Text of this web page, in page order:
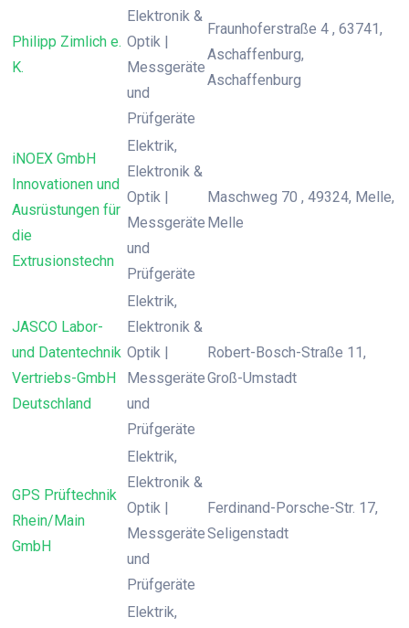
Philipp Zimlich e.
K.
Elektronik &
Optik |
Messgeräte
und
Prüfgeräte
Fraunhoferstraße 4 , 63741,
Aschaffenburg,
Aschaffenburg
iNOEX GmbH
Innovationen und
Ausrüstungen für
die
Extrusionstechn
Elektrik,
Elektronik &
Optik |
Messgeräte
und
Prüfgeräte
Maschweg 70 , 49324, Melle,
Melle
JASCO Labor-
und Datentechnik
Vertriebs-GmbH
Deutschland
Elektrik,
Elektronik &
Optik |
Messgeräte
und
Prüfgeräte
Robert-Bosch-Straße 11,
Groß-Umstadt
GPS Prüftechnik
Rhein/Main
GmbH
Elektrik,
Elektronik &
Optik |
Messgeräte
und
Prüfgeräte
Ferdinand-Porsche-Str. 17,
Seligenstadt
Elektrik,